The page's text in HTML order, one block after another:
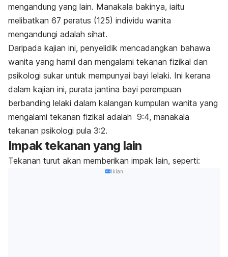
mengandung yang lain. Manakala bakinya, iaitu
melibatkan 67 peratus (125) individu wanita
mengandungi adalah sihat.
Daripada kajian ini, penyelidik mencadangkan bahawa
wanita yang hamil dan mengalami tekanan fizikal dan
psikologi sukar untuk mempunyai bayi lelaki. Ini kerana
dalam kajian ini, purata jantina bayi perempuan
berbanding lelaki dalam kalangan kumpulan wanita yang
mengalami tekanan fizikal adalah 9:4, manakala
tekanan psikologi pula 3:2.
Impak tekanan yang lain
Tekanan turut akan memberikan impak lain, seperti:
Iklan